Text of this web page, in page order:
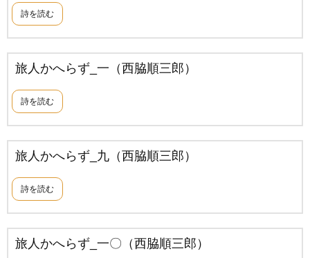
詩を読む
旅人かへらず_一（西脇順三郎）
詩を読む
旅人かへらず_九（西脇順三郎）
詩を読む
旅人かへらず_一〇（西脇順三郎）